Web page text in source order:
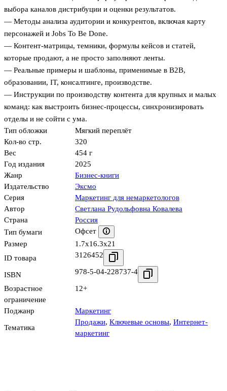
выбора каналов дистрибуции и оценки результатов.
— Методы анализа аудитории и конкурентов, включая карту
персонажей и Jobs To Be Done.
— Контент-матрицы, темники, формулы кейсов и статей,
которые продают, а не просто заполняют ленты.
— Реальные примеры и шаблоны, применимые в B2B,
образовании, IT, консалтинге, производстве.
— Инструкции по производству контента для крупных и малых
команд: как выстроить бизнес-процессы, синхронизировать
отделы и не сойти с ума.
Тип обложки
Мягкий переплёт
Кол-во стр.
320
Вес
454 г
Год издания
2025
Жанр
Бизнес-книги
Издательство
Эксмо
Серия
Маркетинг для немаркетологов
Автор
Светлана Рудольфовна Ковалева
Страна
Россия
Тип бумаги
Офсет
Размер
1.7x16.3x21
ID товара
3126452
ISBN 978-5-04-228737-4
Возрастное
ограничение
12+
Поджанр Маркетинг
Тематика
Продажи, Ключевые основы, Интернет-
маркетинг